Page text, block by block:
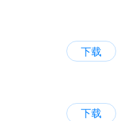
下载
下载